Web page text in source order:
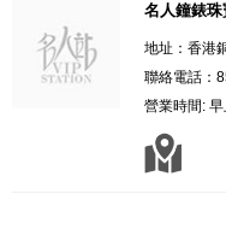
名人鐘錶
地址：香港
聯絡電話：
營業時間: